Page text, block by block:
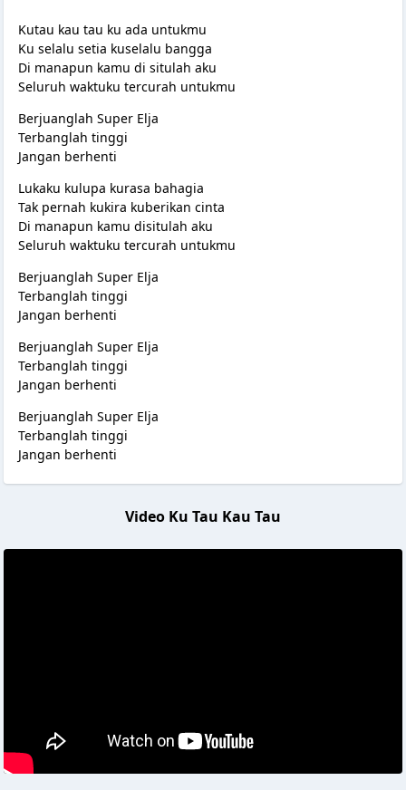
Kutau kau tau ku ada untukmu
Ku selalu setia kuselalu bangga
Di manapun kamu di situlah aku
Seluruh waktuku tercurah untukmu
Berjuanglah Super Elja
Terbanglah tinggi
Jangan berhenti
Lukaku kulupa kurasa bahagia
Tak pernah kukira kuberikan cinta
Di manapun kamu disitulah aku
Seluruh waktuku tercurah untukmu
Berjuanglah Super Elja
Terbanglah tinggi
Jangan berhenti
Berjuanglah Super Elja
Terbanglah tinggi
Jangan berhenti
Berjuanglah Super Elja
Terbanglah tinggi
Jangan berhenti
Video Ku Tau Kau Tau